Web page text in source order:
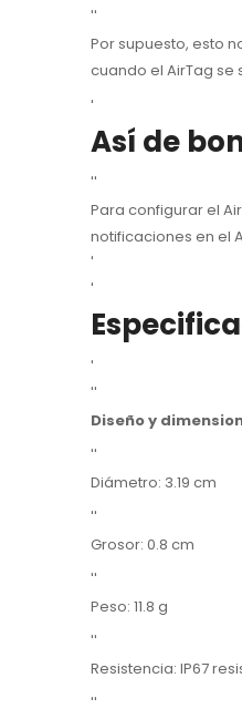
''
Por supuesto, esto
cuando el AirTag se
'
Así de
''
Para configurar el
notificaciones en el
'
'
'
''
Diseño y
''
Diámetro: 3.19 cm
''
Grosor: 0.8 cm
''
Peso: 11.8 g
''
Resistencia: IP67
''